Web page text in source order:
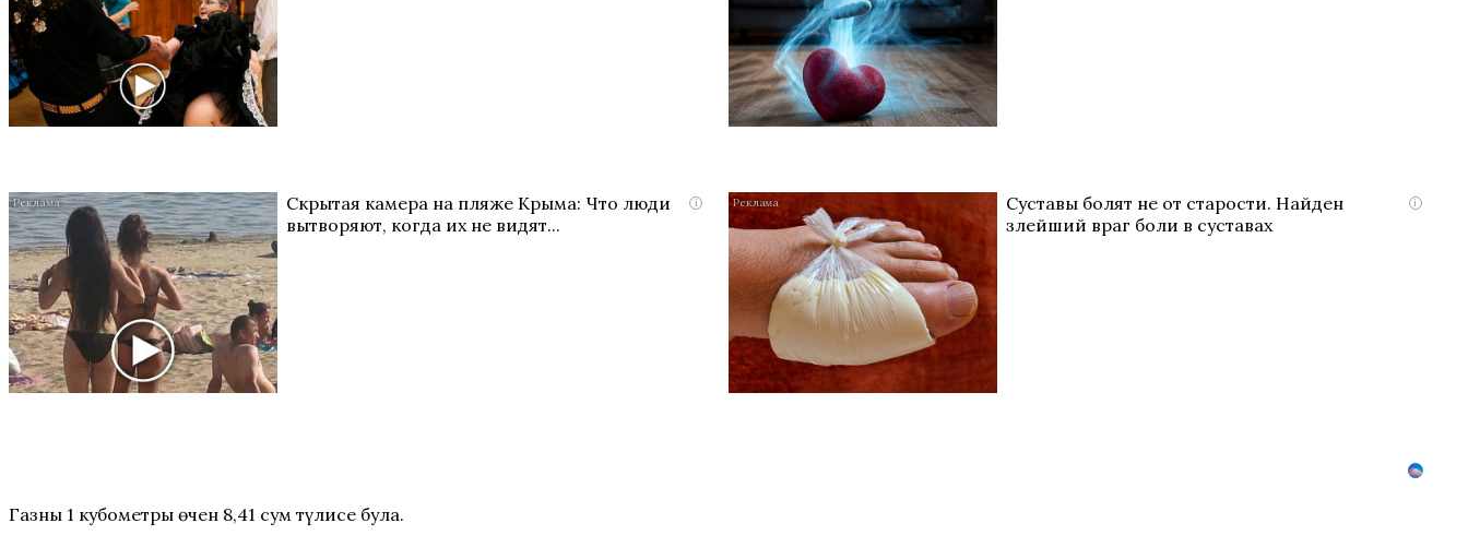
i
Скрытая камера на пляже Крыма: Что люди
вытворяют, когда их не видят...
i
Суставы болят не от старости. Найден
злейший враг боли в суставах
Газның 1 кубометры өчен 8,41 сум түлисе була.